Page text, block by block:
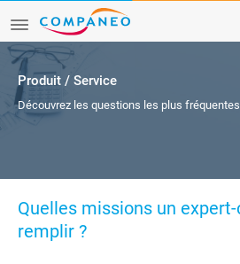
Produit / Service
Découvrez les questions les plus
Quelles missions un
remplir ?